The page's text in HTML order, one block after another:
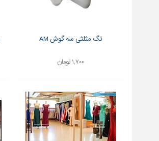
تگ مثلثی سه گوش AM
۱,۷۰۰ تومان